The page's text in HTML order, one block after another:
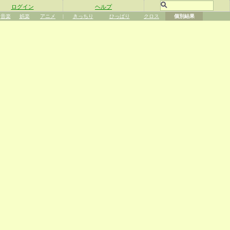
ログイン ヘルプ
音楽 娯楽 アニメ | きっちり ひっぱり クロス 個別結果